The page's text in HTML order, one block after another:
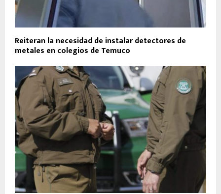
Reiteran la necesidad de instalar detectores de
metales en colegios de Temuco